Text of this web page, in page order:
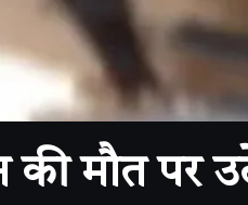
की मौत पर